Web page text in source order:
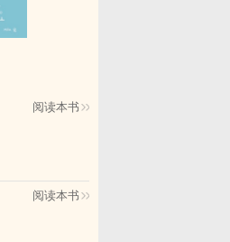
阅读本书
阅读本书